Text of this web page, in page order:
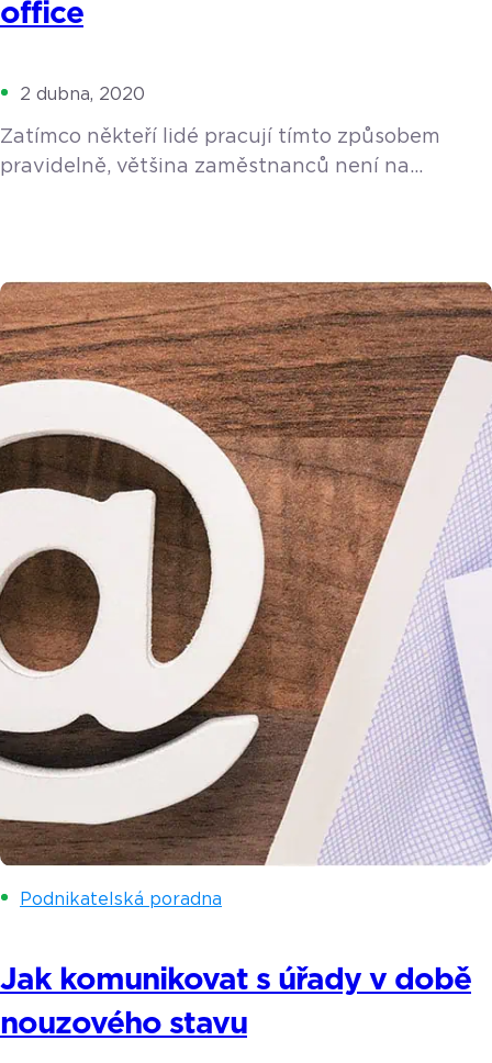
office
2 dubna, 2020
Zatímco někteří lidé pracují tímto způsobem
pravidelně, většina zaměstnanců není na
a kontrolu ze strany zaměstnavatele. Ne všechny
profese jsou také pro práci z domu vhodné.
Mnoho firem ale bylo na tento způsob práce nyní
nuceno přistoupit z bezpečnostních důvodů. Pro
Podnikatelská poradna
Jak komunikovat s úřady v době
nouzového stavu